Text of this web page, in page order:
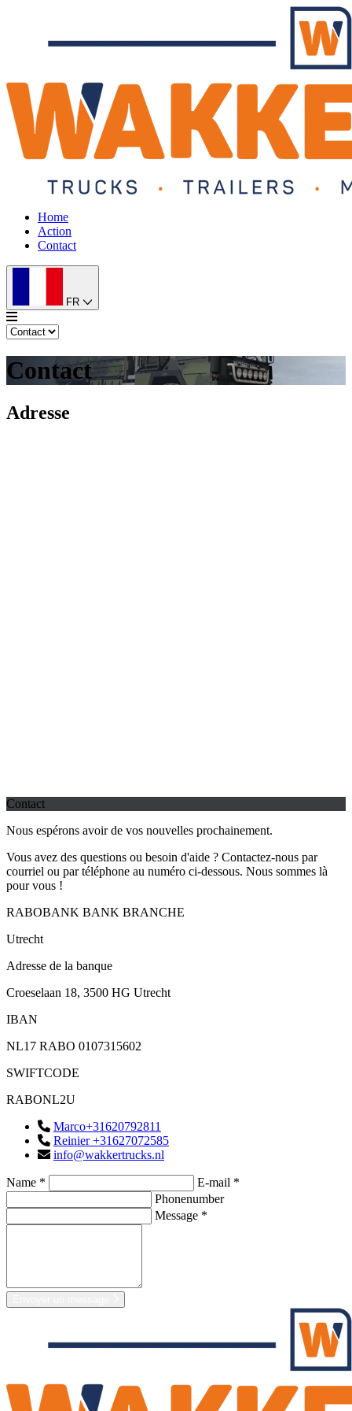
Home
Action
Contact
FR
Contact
Adresse
Contact
Nous espérons avoir de vos nouvelles prochainement.
Vous avez des questions ou besoin d'aide ? Contactez-nous par
courriel ou par téléphone au numéro ci-dessous. Nous sommes là
pour vous !
RABOBANK BANK BRANCHE
Utrecht
Adresse de la banque
Croeselaan 18, 3500 HG Utrecht
IBAN
NL17 RABO 0107315602
SWIFTCODE
RABONL2U
Marco+31620792811
Reinier +31627072585
info@wakkertrucks.nl
Name *
E-mail *
Phonenumber
Message *